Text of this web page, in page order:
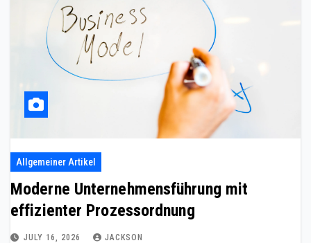
Allgemeiner Artikel
Moderne Unternehmensführung mit
effizienter Prozessordnung
JULY 16, 2026 JACKSON